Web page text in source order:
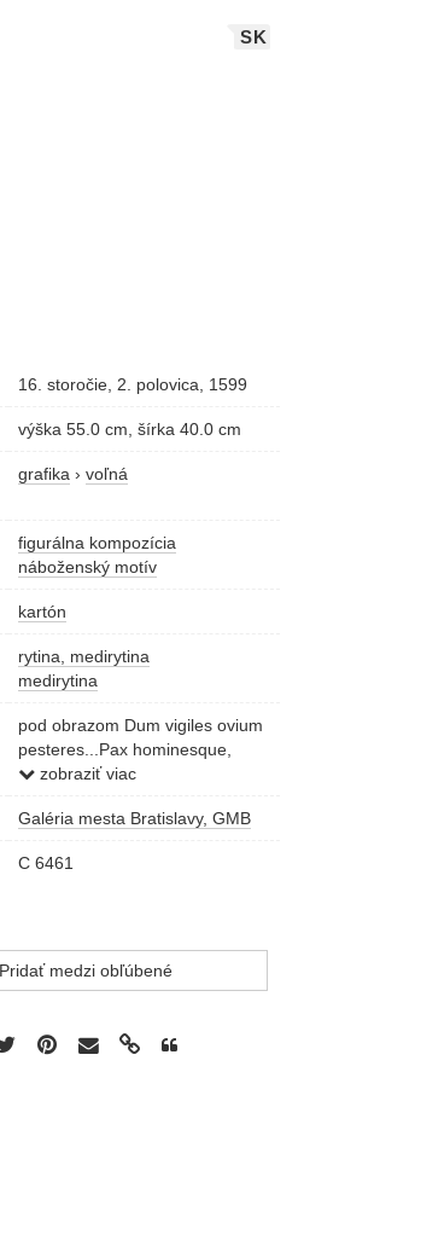
SK
16. storočie, 2. polovica, 1599
výška 55.0 cm, šírka 40.0 cm
grafika › voľná
figurálna kompozícia
náboženský motív
kartón
rytina, medirytina
medirytina
pod obrazom Dum vigiles ovium
pesteres...Pax hominesque,
quibus est syneam oduntas.
Bloemaert inv.I.Saenredam
zobraziť viac
Galéria mesta Bratislavy, GMB
C 6461
medzi obľúbené